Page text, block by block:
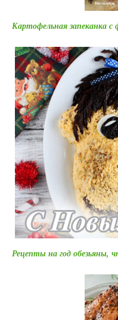
Картофельная запеканка
Рецепты на год обезьяны,